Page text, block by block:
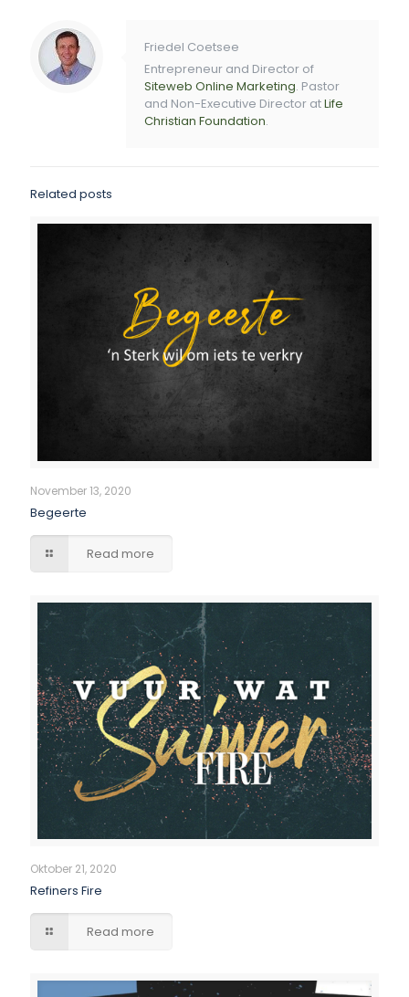
Friedel Coetsee
Entrepreneur and Director of
Siteweb Online Marketing. Pastor
and Non-Executive Director atLife
Christian Foundation.
Related posts
November 13, 2020
Begeerte
Read more
Oktober 21, 2020
Refiners Fire
Read more